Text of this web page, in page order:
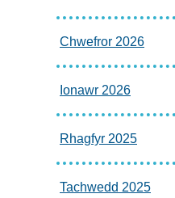
Chwefror 2026
Ionawr 2026
Rhagfyr 2025
Tachwedd 2025